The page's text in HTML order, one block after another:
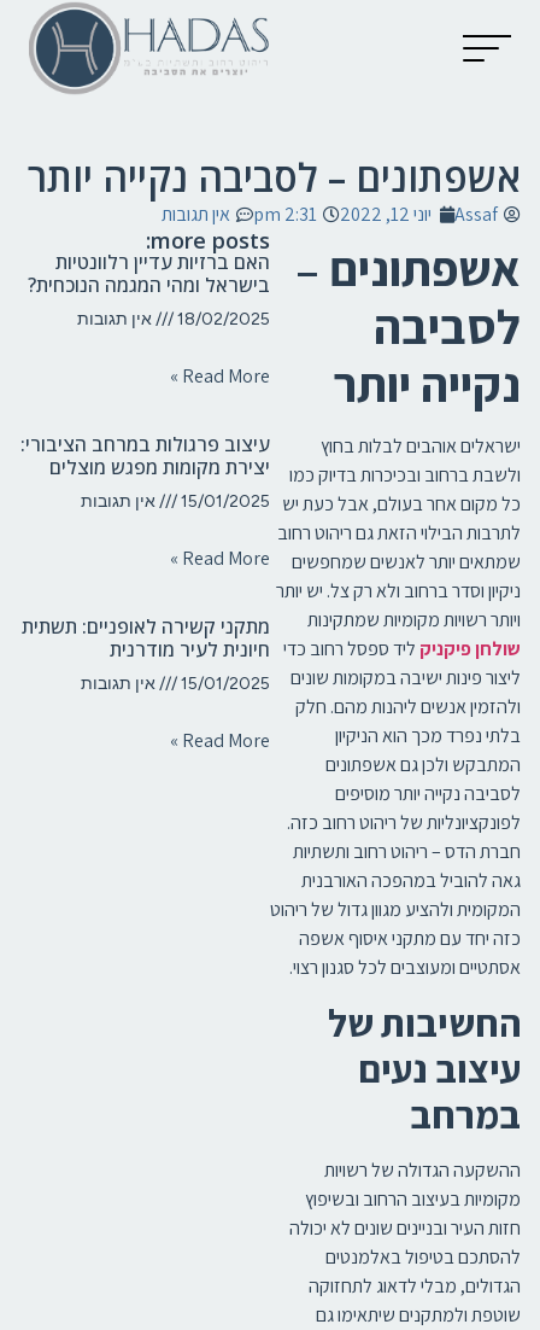
אשפתונים – לסביבה נקייה יותר
Assaf יוני 12, 2022 2:31 pm אין תגובות
אשפתונים –
לסביבה
נקייה יותר
ישראלים אוהבים לבלות בחוץ
ולשבת ברחוב ובכיכרות בדיוק כמו
כל מקום אחר בעולם, אבל כעת יש
לתרבות הבילוי הזאת גם ריהוט רחוב
שמתאים יותר לאנשים שמחפשים
ניקיון וסדר ברחוב ולא רק צל. יש יותר
ויותר רשויות מקומיות שמתקינות
שולחן פיקניק ליד ספסל רחוב כדי
ליצור פינות ישיבה במקומות שונים
ולהזמין אנשים ליהנות מהם. חלק
בלתי נפרד מכך הוא הניקיון
המתבקש ולכן גם אשפתונים
לסביבה נקייה יותר מוסיפים
לפונקציונליות של ריהוט רחוב כזה.
חברת הדס – ריהוט רחוב ותשתיות
גאה להוביל במהפכה האורבנית
המקומית ולהציע מגוון גדול של ריהוט
כזה יחד עם מתקני איסוף אשפה
אסתטיים ומעוצבים לכל סגנון רצוי.
החשיבות של
עיצוב נעים
במרחב
ההשקעה הגדולה של רשויות
מקומיות בעיצוב הרחוב ובשיפוץ
חזות העיר ובניינים שונים לא יכולה
להסתכם בטיפול באלמנטים
הגדולים, מבלי לדאוג לתחזוקה
שוטפת ולמתקנים שיתאימו גם
more posts:
האם ברזיות עדיין רלוונטיות
בישראל ומהי המגמה הנוכחית?
18/02/2025 אין תגובות
Read More »
עיצוב פרגולות במרחב הציבורי:
יצירת מקומות מפגש מוצלים
15/01/2025 אין תגובות
Read More »
מתקני קשירה לאופניים: תשתית
חיונית לעיר מודרנית
15/01/2025 אין תגובות
Read More »